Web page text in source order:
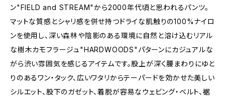
ン"FIELD and STREAM"から2000年代頃と思われるパンツ。
マットな質感とシャリ感を併せ持つドライな肌触りの100%ナイロ
ンを使用し、深い森林や陰影のある環境に自然と溶け込むリアル
な樹木カモフラージュ"HARDWOODS"パターンにカジュアルな
がら渋い雰囲気を感じるアイテムです。股上が深く腰まわりにゆと
りのあるワン・タック、広いワタリからテーパードを効かせた美しい
シルエット、股下のガゼット、着脱が容易なウェビング・ベルト、裾